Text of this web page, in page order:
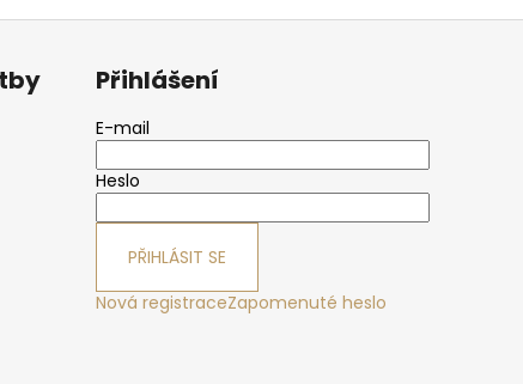
Přihlášení
E-mail
Heslo
PŘIHLÁSIT SE
Nová registraceZapomenuté heslo